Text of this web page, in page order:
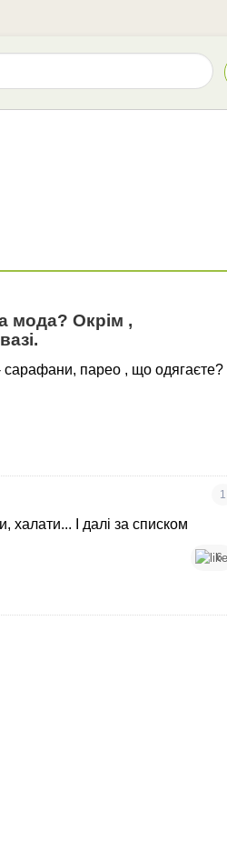
мода? Окрім ,
сарафани, парео , що одягаєте?
1
халати... І далі за списком
6